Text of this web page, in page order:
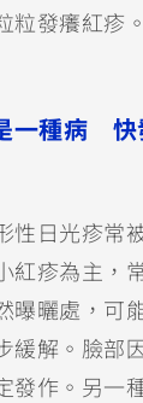
粒發癢紅疹。
一種病 快
性日光疹常
紅疹為主，
曝曬處，可
緩解。臉部
發作。另一